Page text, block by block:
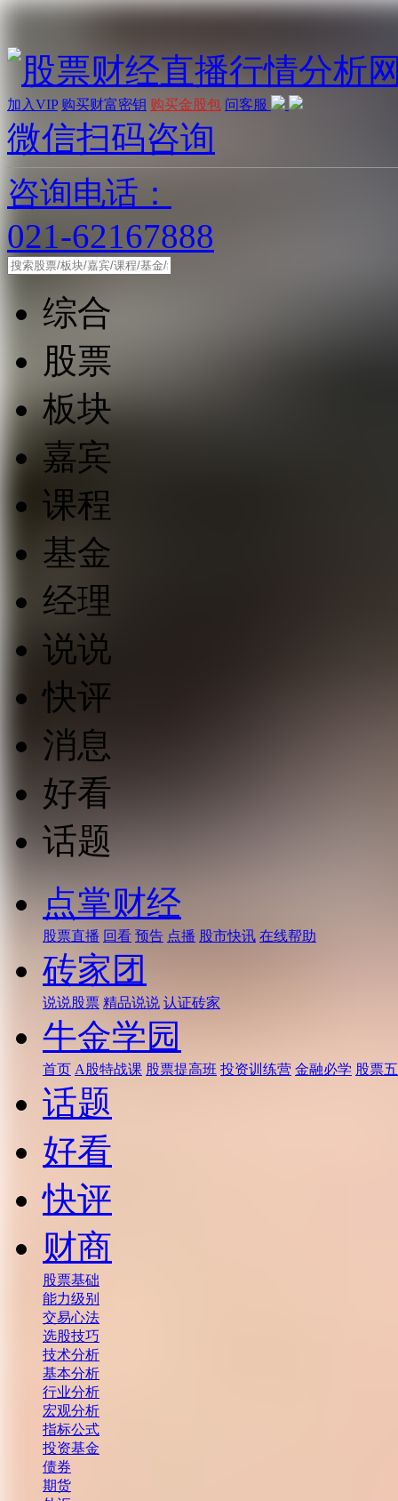
加入VIP 购买财富密钥 购买金股包 问客服
微信扫码咨询
咨询电话：
021-62167888
综合
股票
板块
嘉宾
课程
基金
经理
说说
快评
消息
好看
话题
点掌财经
股票直播 回看 预告 点播 股市快讯 在线帮助
砖家团
说说股票 精品说说 认证砖家
牛金学园
首页 A股特战课 股票提高班 投资训练营 金融必学 股票
话题
好看
快评
财商
股票基础
能力级别
交易心法
选股技巧
技术分析
基本分析
行业分析
宏观分析
指标公式
投资基金
债券
期货